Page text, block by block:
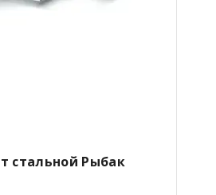
стальной Рыбак